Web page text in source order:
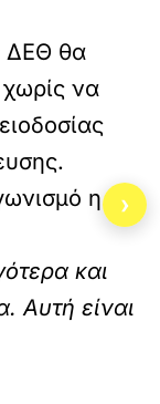
ΔΕΘ θα
χωρίς να
η
και
Αυτή είναι
›